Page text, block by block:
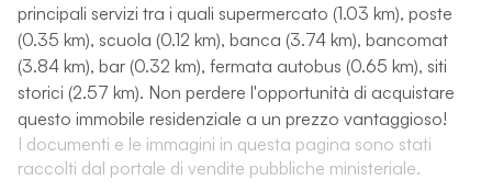
principali servizi tra i quali supermercato (1.03 km), poste
(0.35 km), scuola (0.12 km), banca (3.74 km), bancomat
(3.84 km), bar (0.32 km), fermata autobus (0.65 km), siti
storici (2.57 km). Non perdere l'opportunità di acquistare
questo immobile residenziale a un prezzo vantaggioso!
I documenti e le immagini in questa pagina sono stati
raccolti dal portale di vendite pubbliche ministeriale.